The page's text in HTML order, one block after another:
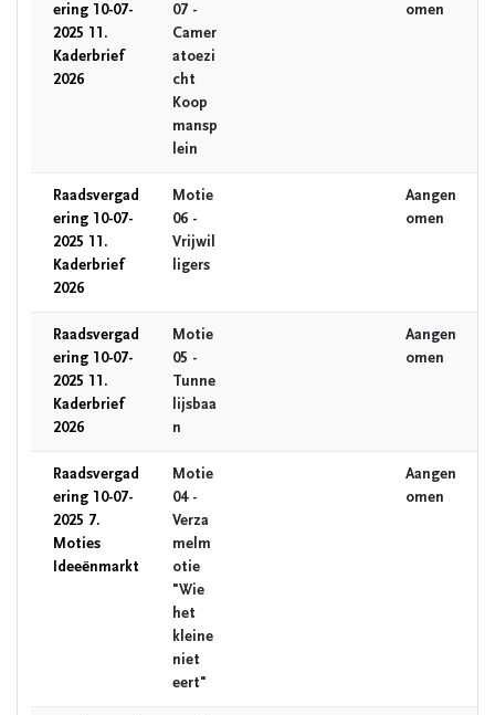
ering 10-07-
2025 11.
Kaderbrief
2026
07 -
Camer
atoezi
cht
Koop
mansp
lein
omen
Raadsvergad
ering 10-07-
2025 11.
Kaderbrief
2026
Motie
06 -
Vrijwil
ligers
Aangen
omen
Raadsvergad
ering 10-07-
2025 11.
Kaderbrief
2026
Motie
05 -
Tunne
lijsbaa
n
Aangen
omen
Raadsvergad
ering 10-07-
2025 7.
Moties
Ideeënmarkt
Motie
04 -
Verza
melm
otie
"Wie
het
kleine
niet
eert"
Aangen
omen